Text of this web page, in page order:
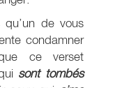
de vous
condamner
ce verset
sont tombés